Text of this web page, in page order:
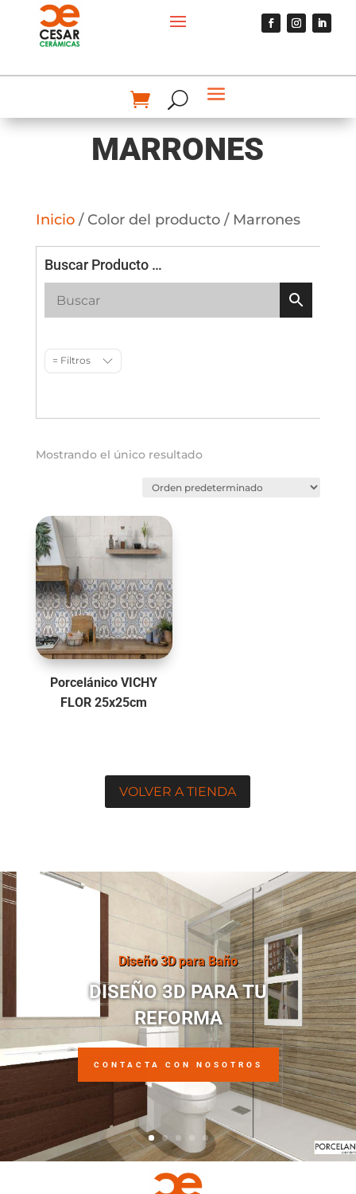
MARRONES
Inicio/ Color del producto / Marrones
Buscar Producto …
= Filtros
Mostrando el único resultado
Porcelánico VICHY
FLOR 25x25cm
VOLVER A TIENDA
Diseño 3D para Baño
DISEÑO 3D PARA TU
REFORMA
CONTACTA CON NOSOTROS